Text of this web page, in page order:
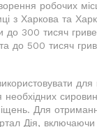
робочих
з Харкова та
до 300 тисяч
до 500 тисяч
для
сировин
Для
Дія, включаючи